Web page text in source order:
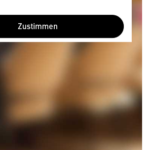
Zustimmen